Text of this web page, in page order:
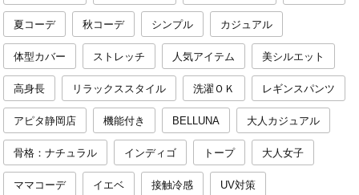
夏コーデ 秋コーデ シンプル カジュアル
体型カバー ストレッチ 人気アイテム 美シルエット
高身長 リラックススタイル 洗濯ＯＫ レギンスパンツ
アピタ静岡店 機能付き BELLUNA 大人カジュアル
骨格：ナチュラル インディゴ トープ 大人女子
ママコーデ イエベ 接触冷感 UV対策